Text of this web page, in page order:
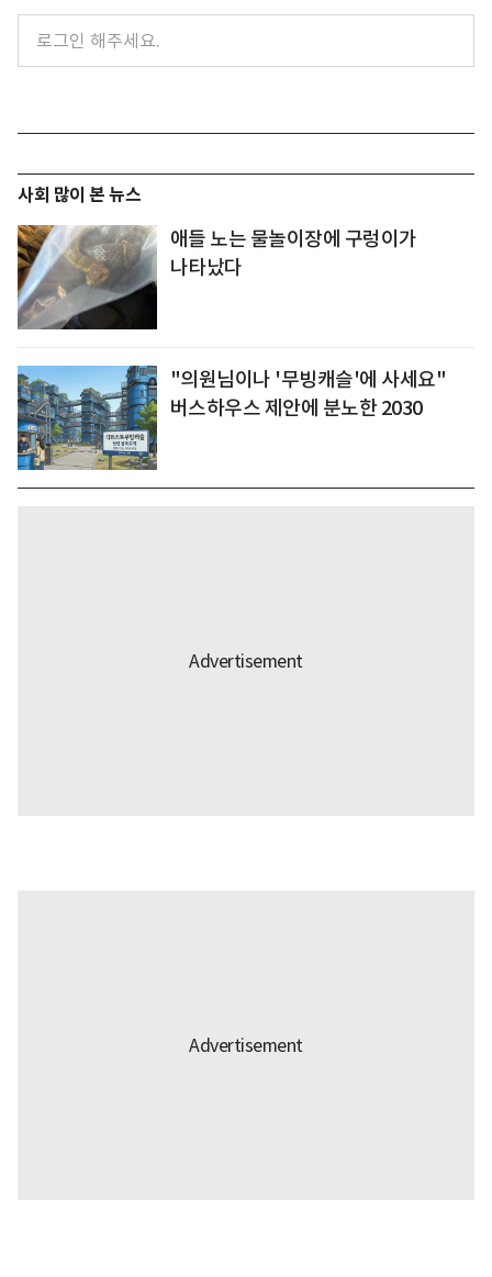
사회 많이 본 뉴스
애들 노는 물놀이장에 구렁이가
나타났다
"의원님이나 '무빙캐슬'에 사세요"
버스하우스 제안에 분노한 2030